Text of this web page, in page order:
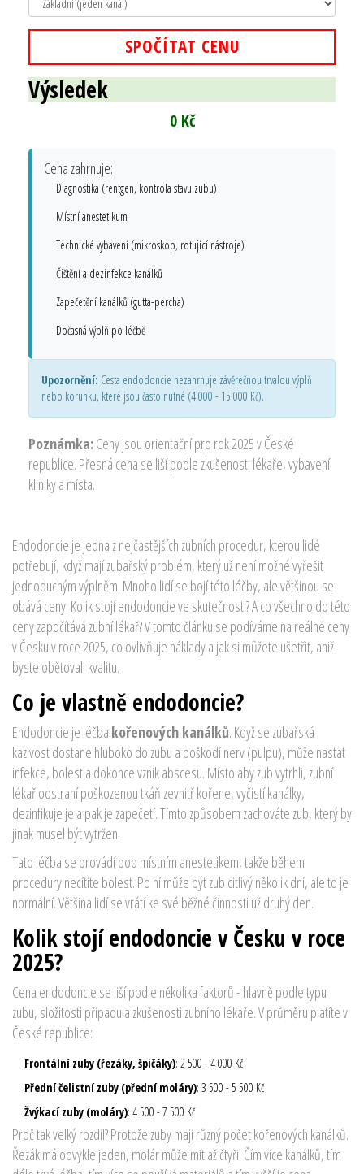
SPOČÍTAT CENU
Výsledek
0 Kč
Cena zahrnuje:
Diagnostika (rentgen, kontrola stavu zubu)
Místní anestetikum
Technické vybavení (mikroskop, rotující nástroje)
Čištění a dezinfekce kanálků
Zapečetění kanálků (gutta-percha)
Dočasná výplň po léčbě
Upozornění: Cesta endodoncie nezahrnuje závěrečnou trvalou výplň
nebo korunku, které jsou často nutné (4 000 - 15 000 Kč).
Poznámka:Ceny jsou orientační pro rok 2025 v České
republice. Přesná cena se liší podle zkušenosti lékaře, vybavení
kliniky a místa.
Endodoncie je jedna z nejčastějších zubních procedur, kterou lidé
potřebují, když mají zubařský problém, který už není možné vyřešit
jednoduchým výplněm. Mnoho lidí se bojí této léčby, ale většinou se
obává ceny. Kolik stojí endodoncie ve skutečnosti? A co všechno do této
ceny započítává zubní lékař? V tomto článku se podíváme na reálné ceny
v Česku v roce 2025, co ovlivňuje náklady a jak si můžete ušetřit, aniž
byste obětovali kvalitu.
Co je vlastně endodoncie?
Endodoncie je léčba kořenových kanálků. Když se zubařská
kazivost dostane hluboko do zubu a poškodí nerv (pulpu), může nastat
infekce, bolest a dokonce vznik abscesu. Místo aby zub vytrhli, zubní
lékař odstraní poškozenou tkáň zevnitř kořene, vyčistí kanálky,
dezinfikuje je a pak je zapečetí. Tímto způsobem zachováte zub, který by
jinak musel být vytržen.
Tato léčba se provádí pod místním anestetikem, takže během
procedury necítíte bolest. Po ní může být zub citlivý několik dní, ale to je
normální. Většina lidí se vrátí ke své běžné činnosti už druhý den.
Kolik stojí endodoncie v Česku v roce
2025?
Cena endodoncie se liší podle několika faktorů - hlavně podle typu
zubu, složitosti případu a zkušenosti zubního lékaře. V průměru platíte v
České republice:
Frontální zuby (řezáky, špičáky): 2 500 - 4 000 Kč
Přední čelistní zuby (přední moláry): 3 500 - 5 500 Kč
Žvýkací zuby (moláry): 4 500 - 7 500 Kč
Proč tak velký rozdíl? Protože zuby mají různý počet kořenových kanálků.
Řezák má obvykle jeden, molár může mít až čtyři. Čím více kanálků, tím